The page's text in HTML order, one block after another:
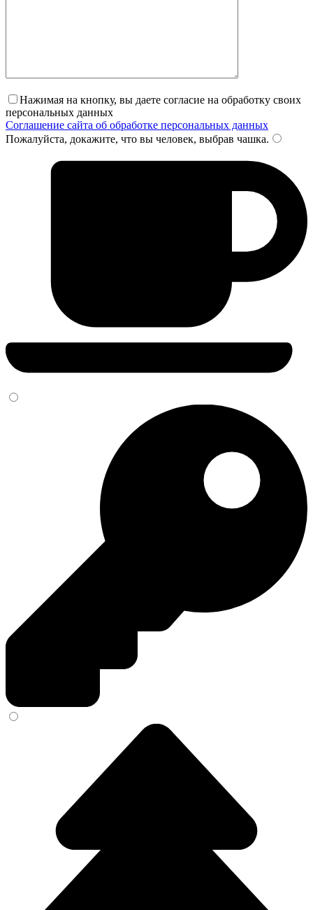
Нажимая на кнопку, вы даете согласие на обработку своих
персональных данных
Соглашение сайта об обработке персональных данных
Пожалуйста, докажите, что вы человек, выбрав чашка.